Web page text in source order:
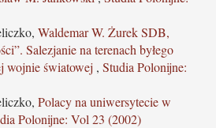
Waldemar W. Żurek SDB,
Salezjanie na terenach byłego
wojnie światowej , Studia Polonijne:
Polacy na uniwersytecie w
Polonijne: Vol 23 (2002)